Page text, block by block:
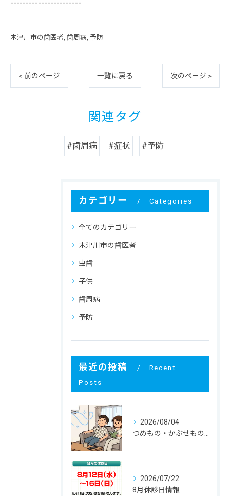
-----------------------
木津川市の歯医者 歯周病 予防
< 前のページ 一覧に戻る 次のページ >
関連タグ
#歯周病 #症状 #予防
カテゴリー Categories
全てのカテゴリー
木津川市の歯医者
虫歯
子供
歯周病
予防
最近の投稿
Recent
Posts
2026/08/04
2026/07/22
8月休診日情報